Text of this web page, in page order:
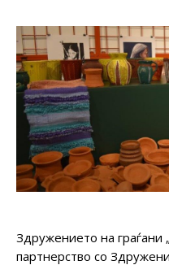
Здружението на граѓани
партнерство со